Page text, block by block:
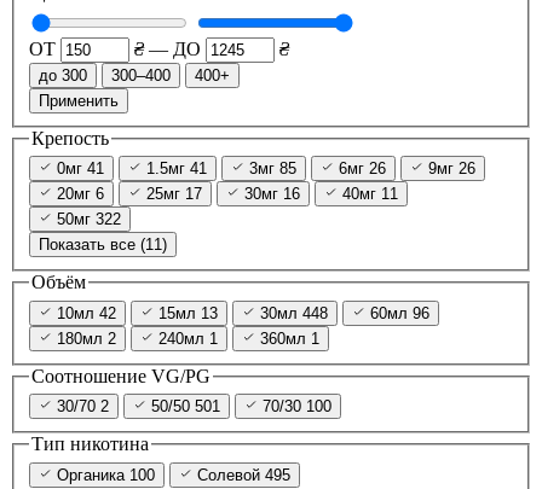
ОТ ₴ — ДО ₴
до 300 300–400
400+
Применить
Крепость
0мг 41 1.5мг 41 3мг 85 6мг 26 9мг 26
20мг 6 25мг 17 30мг 16 40мг 11
50мг 322
Показать все (11)
Объём
10мл 42 15мл 13 30мл 448 60мл 96
180мл 2 240мл 1 360мл 1
Соотношение VG/PG
30/70 2 50/50 501 70/30 100
Тип никотина
Органика 100 Солевой 495